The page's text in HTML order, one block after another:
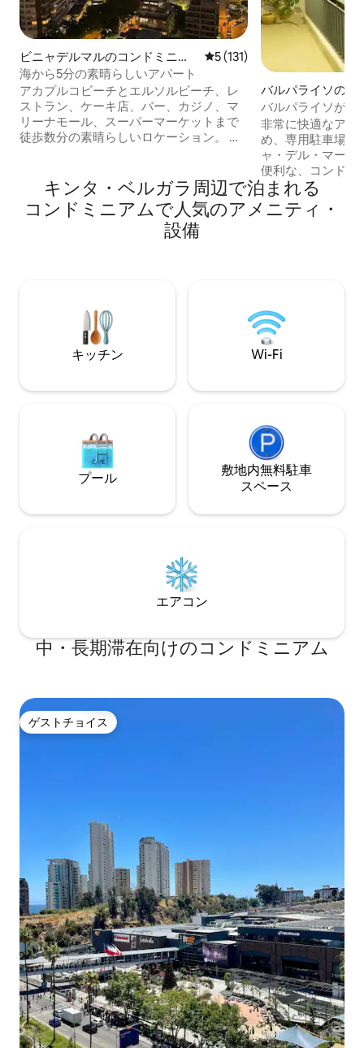
ビニャデルマルのコンドミニア
ム
レビュー131件、5つ星中5つ
5 (131)
海から5分の素晴らしいアパート
アカプルコビーチとエルソルビーチ、レ
ストラン、ケーキ店、バー、カジノ、マ
リーナモール、スーパーマーケットまで
徒歩数分の素晴らしいロケーション。 海
整っており、Wi-Fi、ケーブルテレビ付き
のスマートテレビが2台あります。全長12
メートルのテラスにはセキュリティメッ
シュが設置されています。 電子キーでア
バルパライソのコ
アム
バルパライソがあ
す、、、ここはあ
所です。
非常に快適なアパ
め、専用駐車場、
ャ・デル・マール
便利な、コンドミ
優れた公共交通機関。 バルパラ
スターミナルから
策、または休息
ります。 100%実
キンタ・ベルガラ周⁠辺⁠で泊⁠ま⁠れ⁠る
コ⁠ン⁠ド⁠ミ⁠ニ⁠ア⁠ム⁠で人⁠気⁠のア⁠メ⁠ニ⁠テ⁠ィ・
設⁠備
キッチン Wi-Fi
プール
敷地内無料駐⁠車
ス⁠ペ⁠ー⁠ス
エアコン
中・長期滞在向けのコンドミニアム
ゲストチョイス
ゲストチョイス